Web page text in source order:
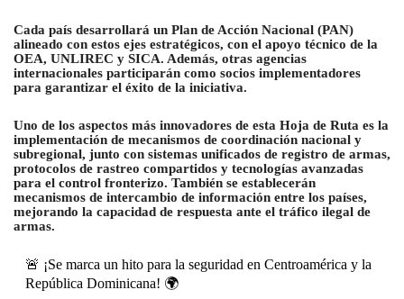
Cada país desarrollará un Plan de Acción Nacional (PAN)
alineado con estos ejes estratégicos, con el apoyo técnico de la
OEA, UNLIREC y SICA. Además, otras agencias
internacionales participarán como socios implementadores
para garantizar el éxito de la iniciativa.
Uno de los aspectos más innovadores de esta Hoja de Ruta es la
implementación de mecanismos de coordinación nacional y
subregional, junto con sistemas unificados de registro de armas,
protocolos de rastreo compartidos y tecnologías avanzadas
para el control fronterizo. También se establecerán
mecanismos de intercambio de información entre los países,
mejorando la capacidad de respuesta ante el tráfico ilegal de
armas.
🚨 ¡Se marca un hito para la seguridad en Centroamérica y la
República Dominicana! 🌍